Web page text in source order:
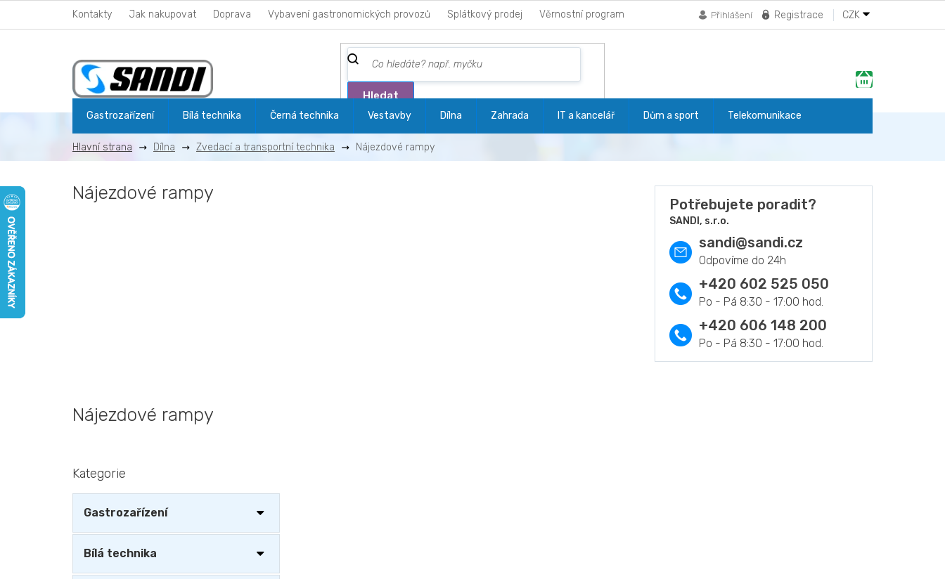
obsah
Kontakty Jak nakupovat Doprava Vybavení gastronomických provozů Splátkový prodej Věrnostní program CZK
Registrace
Přihlášení
Hledat
Nákupní
košík
Gastrozařízení Bílá technika Černá technika Vestavby Dílna Zahrada IT a kancelář Dům a sport Telekomunikace
Dílna Zvedací a transportní technika Nájezdové rampy
Nájezdové rampy
Potřebujete poradit?
SANDI, s.r.o.
sandi@sandi.cz
+420 602 525 050
+420 606 148 200
Nájezdové rampy
o
s
a
n
Přeskočit
Kategorie
Gastrozařízení
Bílá technika